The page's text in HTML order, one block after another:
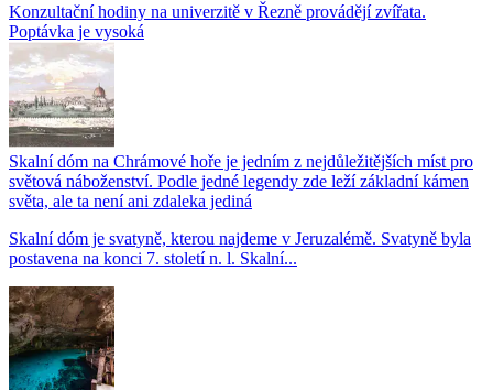
Konzultační hodiny na univerzitě v Řezně provádějí zvířata.
Poptávka je vysoká
Skalní dóm na Chrámové hoře je jedním z nejdůležitějších míst pro
světová náboženství. Podle jedné legendy zde leží základní kámen
světa, ale ta není ani zdaleka jediná
Skalní dóm je svatyně, kterou najdeme v Jeruzalémě. Svatyně byla
postavena na konci 7. století n. l. Skalní...